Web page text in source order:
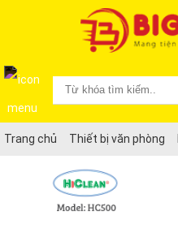
Trang chủ Thiết bị văn phòng